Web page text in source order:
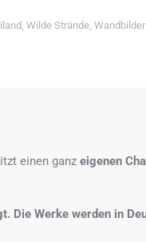
, Wilde Strände, Wandbilder
einen ganz eigenen
Die Werke werden in